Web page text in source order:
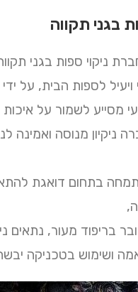
בגני תקווה
ניקוי ספות בגני
ויעיל לספות הבית, על
מסייע לשמור על
ניקיון מנוסה ואמינה
בתחום דואגת
בריפוד מעור, נתאים
ושימוש בטכניקה